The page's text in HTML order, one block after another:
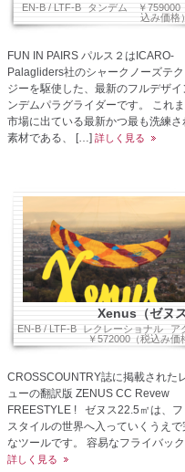
EN-B / LTF-B タンデム
￥759000
込み価格
FUN IN PAIRS パルス２はICARO-
Palagliders社のシャークノーズテ
ジーを駆使した、最新のフルデザイ
ンデムパラグライダーです。 これ
市場に出ている最新かつ最も洗練さ
素材である、 […] 詳しく見る
Xenus（ゼヌ
EN-B / LTF-B レクレーショナル
ア
￥572000（税込み価
CROSSCOUNTRY誌に掲載された
ューの翻訳版 ZENUS CC Revew
FREESTYLE ! ゼヌス22.5㎡は、フ
スタイルの世界へ入っていくうえで
なツールです。 容易なフライバッ
詳しく見る